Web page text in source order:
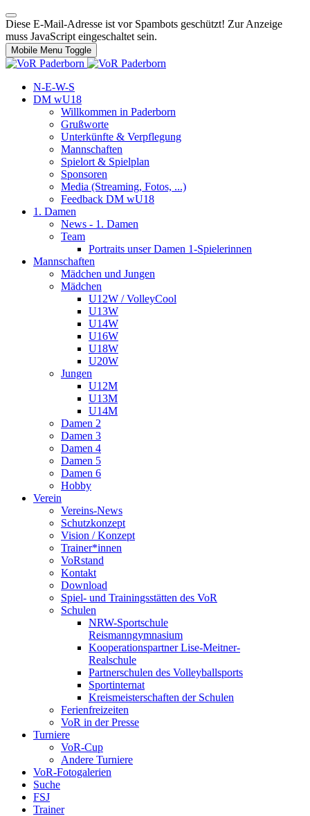
Diese E-Mail-Adresse ist vor Spambots geschützt! Zur Anzeige
muss JavaScript eingeschaltet sein.
Mobile Menu Toggle
N-E-W-S
DM wU18
Willkommen in Paderborn
Grußworte
Unterkünfte & Verpflegung
Mannschaften
Spielort & Spielplan
Sponsoren
Media (Streaming, Fotos, ...)
Feedback DM wU18
1. Damen
News - 1. Damen
Team
Portraits unser Damen 1-Spielerinnen
Mannschaften
Mädchen und Jungen
Mädchen
U12W / VolleyCool
U13W
U14W
U16W
U18W
U20W
Jungen
U12M
U13M
U14M
Damen 2
Damen 3
Damen 4
Damen 5
Damen 6
Hobby
Verein
Vereins-News
Schutzkonzept
Vision / Konzept
Trainer*innen
VoRstand
Kontakt
Download
Spiel- und Trainingsstätten des VoR
Schulen
NRW-Sportschule
Reismanngymnasium
Kooperationspartner Lise-Meitner-
Realschule
Partnerschulen des Volleyballsports
Sportinternat
Kreismeisterschaften der Schulen
Ferienfreizeiten
VoR in der Presse
Turniere
VoR-Cup
Andere Turniere
VoR-Fotogalerien
Suche
FSJ
Trainer